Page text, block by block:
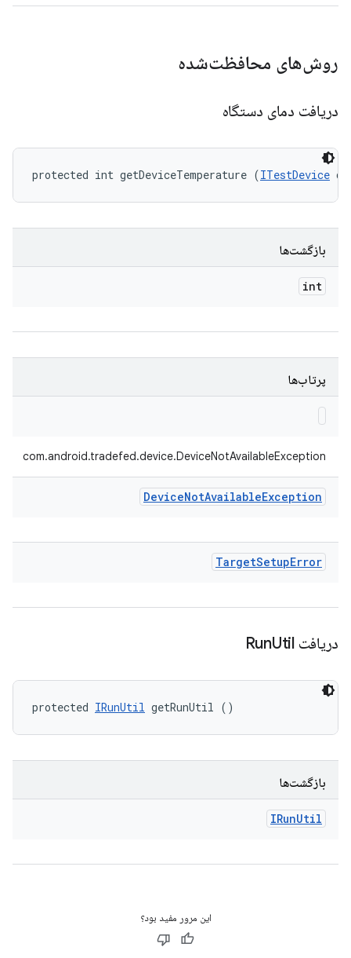
روش‌های محافظت‌شده
دریافت دمای دستگاه
protected int getDeviceTemperature (ITestDevice
بازگشت‌ها
int
پرتاب‌ها
com.android.tradefed.device.DeviceNotAvailableException
DeviceNotAvailableException
TargetSetupError
دریافت RunUtil
protected IRunUtil getRunUtil ()
بازگشت‌ها
IRunUtil
این مرور مفید بود؟